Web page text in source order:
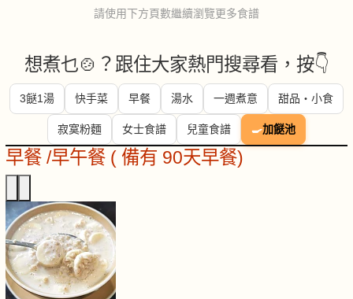
請使用下方頁數繼續瀏覽更多食譜
想煮乜🍲？跟住大家熱門搜尋看，按👇
3餸1湯 快手菜 早餐 湯水 一週煮意 甜品・小食
寂寞粉麵 女士食譜 兒童食譜 🍳加餸池
早餐 /早午餐 ( 備有 90天早餐)